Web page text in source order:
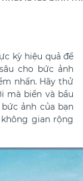
kỳ hiệu quả để
cho bức ảnh
nhấn. Hãy thử
mà biển và bầu
ảnh của bạn
gian rộng